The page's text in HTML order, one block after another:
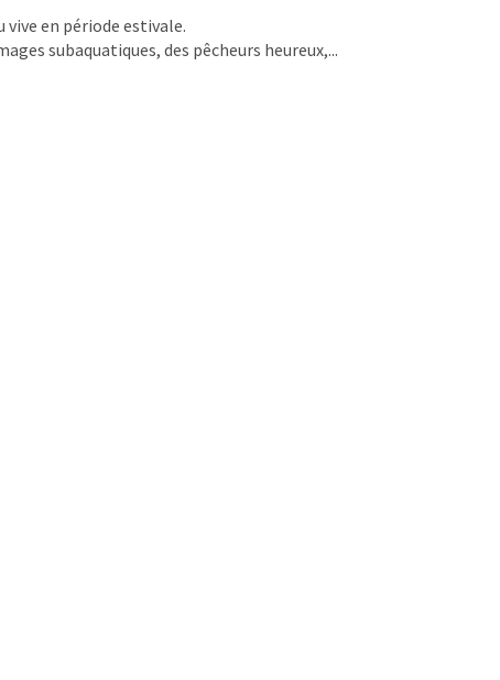
vive en période estivale.
subaquatiques, des pêcheurs heureux,...